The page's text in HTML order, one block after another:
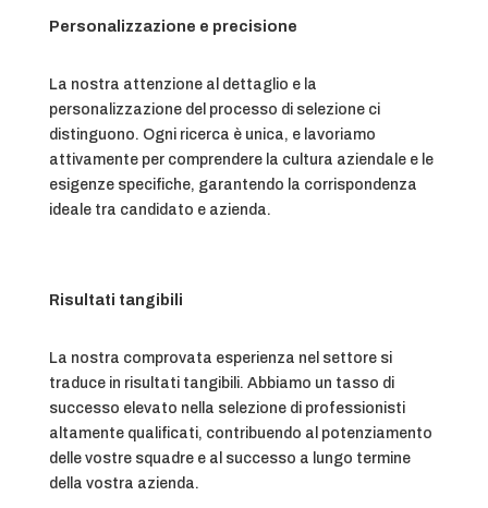
Personalizzazione e precisione
La nostra attenzione al dettaglio e la
personalizzazione del processo di selezione ci
distinguono. Ogni ricerca è unica, e lavoriamo
attivamente per comprendere la cultura aziendale e le
esigenze specifiche, garantendo la corrispondenza
ideale tra candidato e azienda.
Risultati tangibili
La nostra comprovata esperienza nel settore si
traduce in risultati tangibili. Abbiamo un tasso di
successo elevato nella selezione di professionisti
altamente qualificati, contribuendo al potenziamento
delle vostre squadre e al successo a lungo termine
della vostra azienda.